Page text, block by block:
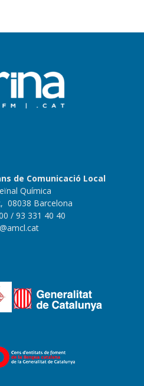
de Comunicació Local
Química
08038 Barcelona
/ 93 331 40 40